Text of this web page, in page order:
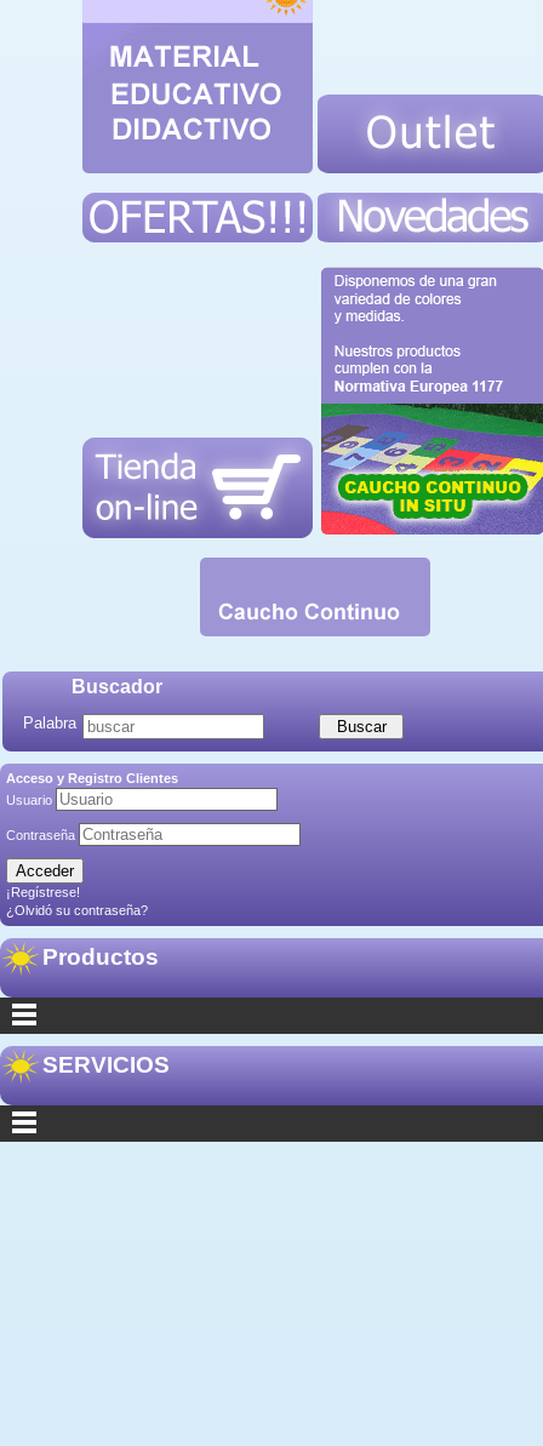
Buscador
Palabra
Acceso y Registro Clientes
Usuario
Contraseña
¡Regístrese!
¿Olvidó su contraseña?
Productos
SERVICIOS